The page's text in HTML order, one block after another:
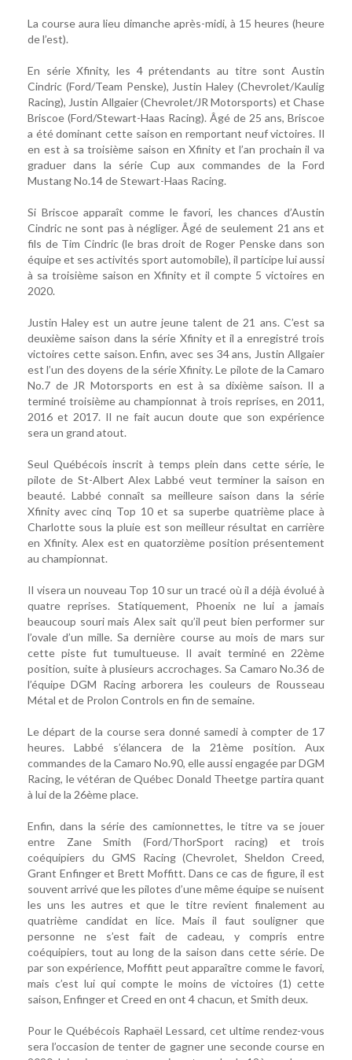
La course aura lieu dimanche après-midi, à 15 heures (heure
de l’est).
En série Xfinity, les 4 prétendants au titre sont Austin
Cindric (Ford/Team Penske), Justin Haley (Chevrolet/Kaulig
Racing), Justin Allgaier (Chevrolet/JR Motorsports) et Chase
Briscoe (Ford/Stewart-Haas Racing). Âgé de 25 ans, Briscoe
a été dominant cette saison en remportant neuf victoires. Il
en est à sa troisième saison en Xfinity et l’an prochain il va
graduer dans la série Cup aux commandes de la Ford
Mustang No.14 de Stewart-Haas Racing.
Si Briscoe apparaît comme le favori, les chances d’Austin
Cindric ne sont pas à négliger. Âgé de seulement 21 ans et
fils de Tim Cindric (le bras droit de Roger Penske dans son
équipe et ses activités sport automobile), il participe lui aussi
à sa troisième saison en Xfinity et il compte 5 victoires en
2020.
Justin Haley est un autre jeune talent de 21 ans. C’est sa
deuxième saison dans la série Xfinity et il a enregistré trois
victoires cette saison. Enfin, avec ses 34 ans, Justin Allgaier
est l’un des doyens de la série Xfinity. Le pilote de la Camaro
No.7 de JR Motorsports en est à sa dixième saison. Il a
terminé troisième au championnat à trois reprises, en 2011,
2016 et 2017. Il ne fait aucun doute que son expérience
sera un grand atout.
Seul Québécois inscrit à temps plein dans cette série, le
pilote de St-Albert Alex Labbé veut terminer la saison en
beauté. Labbé connaît sa meilleure saison dans la série
Xfinity avec cinq Top 10 et sa superbe quatrième place à
Charlotte sous la pluie est son meilleur résultat en carrière
en Xfinity. Alex est en quatorzième position présentement
au championnat.
Il visera un nouveau Top 10 sur un tracé où il a déjà évolué à
quatre reprises. Statiquement, Phoenix ne lui a jamais
beaucoup souri mais Alex sait qu’il peut bien performer sur
l’ovale d’un mille. Sa dernière course au mois de mars sur
cette piste fut tumultueuse. Il avait terminé en 22ème
position, suite à plusieurs accrochages. Sa Camaro No.36 de
l’équipe DGM Racing arborera les couleurs de Rousseau
Métal et de Prolon Controls en fin de semaine.
Le départ de la course sera donné samedi à compter de 17
heures. Labbé s’élancera de la 21ème position. Aux
commandes de la Camaro No.90, elle aussi engagée par DGM
Racing, le vétéran de Québec Donald Theetge partira quant
à lui de la 26ème place.
Enfin, dans la série des camionnettes, le titre va se jouer
entre Zane Smith (Ford/ThorSport racing) et trois
coéquipiers du GMS Racing (Chevrolet, Sheldon Creed,
Grant Enfinger et Brett Moffitt. Dans ce cas de figure, il est
souvent arrivé que les pilotes d’une même équipe se nuisent
les uns les autres et que le titre revient finalement au
quatrième candidat en lice. Mais il faut souligner que
personne ne s’est fait de cadeau, y compris entre
coéquipiers, tout au long de la saison dans cette série. De
par son expérience, Moffitt peut apparaître comme le favori,
mais c’est lui qui compte le moins de victoires (1) cette
saison, Enfinger et Creed en ont 4 chacun, et Smith deux.
Pour le Québécois Raphaël Lessard, cet ultime rendez-vous
sera l’occasion de tenter de gagner une seconde course en